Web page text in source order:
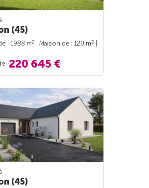
(45)
: 1988 m2 | Maison de : 120 m2
220 645 €
(45)